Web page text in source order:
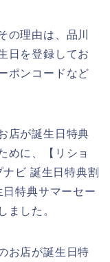
の理由は、品川
日を登録してお
ポンコードなど
店が誕生日特典
めに、【リショ
ビ 誕生日特典割
特典サマーセー
ました。
お店が誕生日特